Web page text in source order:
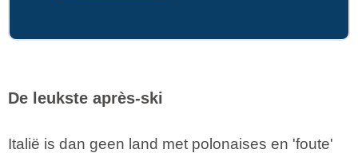
De leukste après-ski
Italië is dan geen land met polonaises en 'foute'